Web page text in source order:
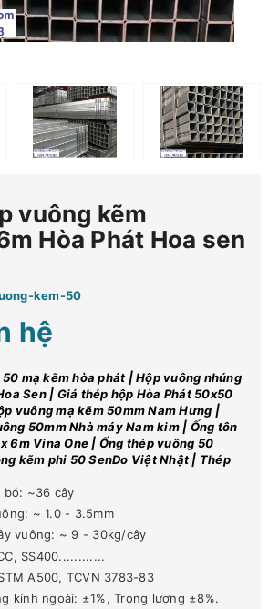
vuông kẽm
Hòa Phát Hoa sen
kem-50
hệ
mạ kẽm hòa phát | Hộp vuông nhúng
Sen | Giá thép hộp Hòa Phát 50x50
vuông mạ kẽm 50mm Nam Hưng |
50mm Nhà máy Nam kim | Ống tôn
6m Vina One | Ống thép vuông 50
kẽm phi 50 SenDo Việt Nhật | Thép
bó: ~36 cây
~ 1.0 - 3.5mm
vuông: ~ 9 - 30kg/cây
SS400............
A500, TCVN 3783-83
kính ngoài: ±1%, Trọng lượng ±8%.